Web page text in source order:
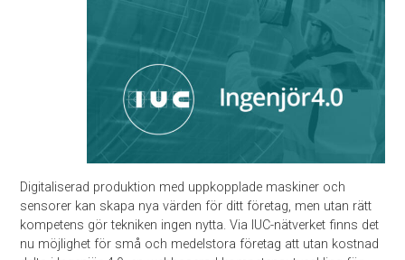
Digitaliserad produktion med uppkopplade maskiner och
sensorer kan skapa nya värden för ditt företag, men utan rätt
kompetens gör tekniken ingen nytta. Via IUC-nätverket finns det
nu möjlighet för små och medelstora företag att utan kostnad